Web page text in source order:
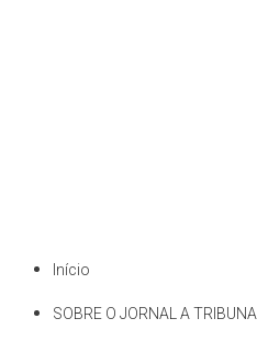
Início
SOBRE O JORNAL A TRIBUNA